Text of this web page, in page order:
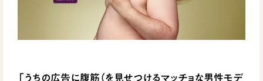
「うちの広告に腹筋（を見せつけるマッチョな男性モデ